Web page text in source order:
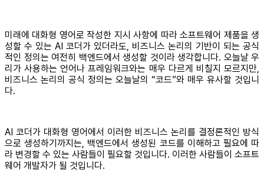
미래에 대화형 영어로 작성한 지시 사항에 따라 소프트웨어 제품을 생
성할 수 있는 AI 코더가 있더라도, 비즈니스 논리의 기반이 되는 공식
적인 정의는 여전히 백엔드에서 생성할 것이라 생각합니다. 오늘날 우
리가 사용하는 언어나 프레임워크와는 매우 다르게 비칠지 모르지만,
비즈니스 논리의 공식 정의는 오늘날의 “코드”와 매우 유사할 것입니
다.
AI 코더가 대화형 영어에서 이러한 비즈니스 논리를 결정론적인 방식
으로 생성하기까지는, 백엔드에서 생성된 코드를 이해하고 필요에 따
라 변경할 수 있는 사람들이 필요할 것입니다. 이러한 사람들이 소프트
웨어 개발자가 될 것입니다.